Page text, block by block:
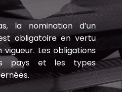
la nomination d’un
obligatoire en vertu
Les obligations
pays et les types